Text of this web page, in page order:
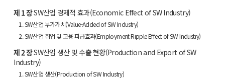
제 1 장SW산업 경제적 효과(Economic Effect of SW Industry)
1. SW산업 부가가치(Value-Added of SW Industry)
2. SW산업 취업 및 고용 파급효과(Employment Ripple Effect of SW Industry)
제 2 장SW산업 생산 및 수출 현황(Production and Export of SW
Industry)
1. SW산업 생산(Production of SW Industry)